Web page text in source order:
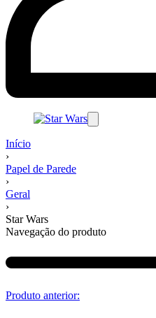
Início
›
Papel de Parede
›
Geral
›
Star Wars
Navegação do produto
Produto anterior: